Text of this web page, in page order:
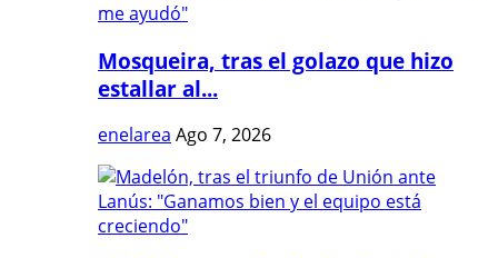
Mosqueira, tras el golazo que hizo
estallar al...
enelarea Ago 7, 2026